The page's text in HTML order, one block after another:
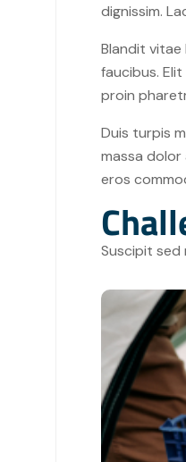
dignissim.
Blandit vitae
faucibus.
proin
Duis turpis
massa
eros
Suscipit sed